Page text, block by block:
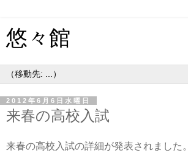
悠々館
2012年6月6日水曜日
来春の高校入試
来春の高校入試の詳細が発表されました。